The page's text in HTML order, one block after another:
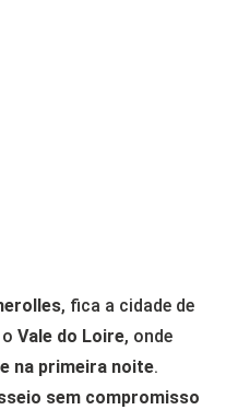
, fica a cidade de
Vale do Loire, onde
na primeira noite.
sem compromisso